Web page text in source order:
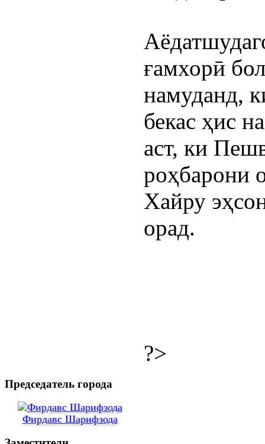
ғамхорӣ
намуданд,
бекас ҳис
аст, ки
роҳбарони
Хайру
орад.
?>
Председатель города
Фирдавс Шарифзода